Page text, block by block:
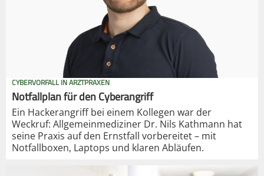
CYBERVORFALL IN ARZTPRAXEN
Notfallplan für den Cyberangriff
Ein Hackerangriff bei einem Kollegen war der
Weckruf: Allgemeinmediziner Dr. Nils Kathmann hat
seine Praxis auf den Ernstfall vorbereitet – mit
Notfallboxen, Laptops und klaren Abläufen.